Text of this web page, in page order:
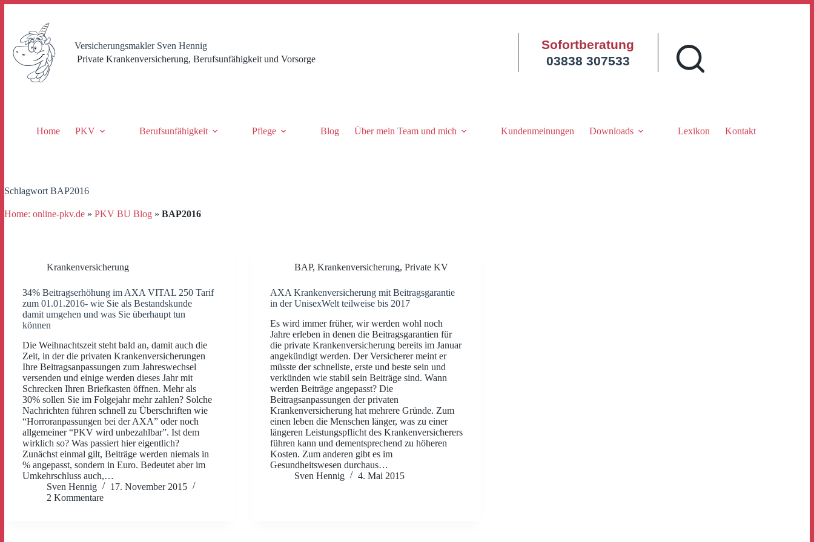
springen
Versicherungsmakler Sven Hennig
Private Krankenversicherung, Berufsunfähigkeit und Vorsorge
Sofortberatung
03838 307533
Home PKV Berufsunfähigkeit Pflege Blog Über mein Team und mich Kundenmeinungen Downloads Lexikon Kontakt
Schlagwort BAP2016
Home: online-pkv.de » PKV BU Blog » BAP2016
Krankenversicherung
34% Beitragserhöhung im AXA VITAL 250 Tarif
zum 01.01.2016- wie Sie als Bestandskunde
damit umgehen und was Sie überhaupt tun
können
Die Weihnachtszeit steht bald an, damit auch die
Zeit, in der die privaten Krankenversicherungen
Ihre Beitragsanpassungen zum Jahreswechsel
versenden und einige werden dieses Jahr mit
Schrecken Ihren Briefkasten öffnen. Mehr als
30% sollen Sie im Folgejahr mehr zahlen? Solche
Nachrichten führen schnell zu Überschriften wie
“Horroranpassungen bei der AXA” oder noch
allgemeiner “PKV wird unbezahlbar”. Ist dem
wirklich so? Was passiert hier eigentlich?
Zunächst einmal gilt, Beiträge werden niemals in
% angepasst, sondern in Euro. Bedeutet aber im
Umkehrschluss auch,…
Sven Hennig
17. November 2015
2 Kommentare
BAP, Krankenversicherung, Private KV
AXA Krankenversicherung mit Beitragsgarantie
in der UnisexWelt teilweise bis 2017
Es wird immer früher, wir werden wohl noch
Jahre erleben in denen die Beitragsgarantien für
die private Krankenversicherung bereits im Januar
angekündigt werden. Der Versicherer meint er
müsste der schnellste, erste und beste sein und
verkünden wie stabil sein Beiträge sind. Wann
werden Beiträge angepasst? Die
Beitragsanpassungen der privaten
Krankenversicherung hat mehrere Gründe. Zum
einen leben die Menschen länger, was zu einer
längeren Leistungspflicht des Krankenversicherers
führen kann und dementsprechend zu höheren
Kosten. Zum anderen gibt es im
Gesundheitswesen durchaus…
Sven Hennig
4. Mai 2015